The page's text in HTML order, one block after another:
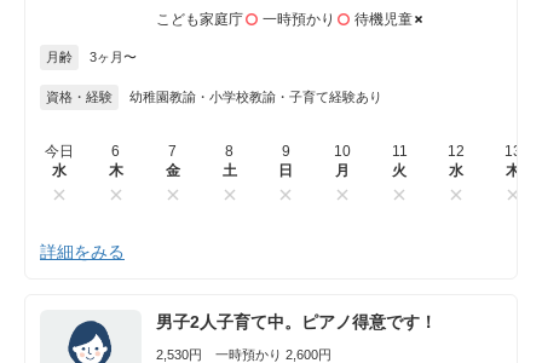
こども家庭庁 一時預かり 待機児童
月齢 3ヶ月〜
資格・経験 幼稚園教諭・小学校教諭・子育て経験あり
今日
水
6
木
7
金
8
土
9
日
10
月
11
火
12
水
13
木
詳細をみる
男子2人子育て中。ピアノ得意です！
2,530円 一時預かり 2,600円